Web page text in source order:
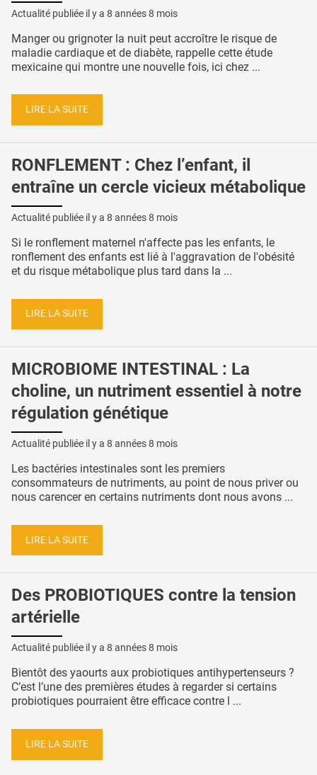
Actualité publiée il y a 8 années 8 mois
Manger ou grignoter la nuit peut accroître le risque de
maladie cardiaque et de diabète, rappelle cette étude
mexicaine qui montre une nouvelle fois, ici chez ...
LIRE LA SUITE
RONFLEMENT : Chez l’enfant, il
entraîne un cercle vicieux métabolique
Actualité publiée il y a 8 années 8 mois
Si le ronflement maternel n'affecte pas les enfants, le
ronflement des enfants est lié à l'aggravation de l'obésité
et du risque métabolique plus tard dans la ...
LIRE LA SUITE
MICROBIOME INTESTINAL : La
choline, un nutriment essentiel à notre
régulation génétique
Actualité publiée il y a 8 années 8 mois
Les bactéries intestinales sont les premiers
consommateurs de nutriments, au point de nous priver ou
nous carencer en certains nutriments dont nous avons ...
LIRE LA SUITE
Des PROBIOTIQUES contre la tension
artérielle
Actualité publiée il y a 8 années 8 mois
Bientôt des yaourts aux probiotiques antihypertenseurs ?
C’est l’une des premières études à regarder si certains
probiotiques pourraient être efficace contre l ...
LIRE LA SUITE